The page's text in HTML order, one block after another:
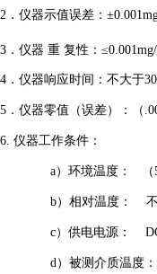
2 ．仪器示值误差： ±0.001
3 ．仪器 重 复性： ≤0.001
4 ．仪器响应时间：不大于
5 ．仪器零值（误差）： （
6. 仪器工作条件：
a） 环境温度： （
b） 相对温度：
c） 供电电源：
d） 被测介质温度